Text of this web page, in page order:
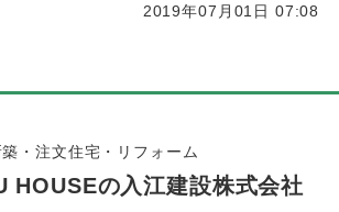
2019年07月01日 07:08
築・注文住宅・リフォーム
HOUSEの入江建設株式会社